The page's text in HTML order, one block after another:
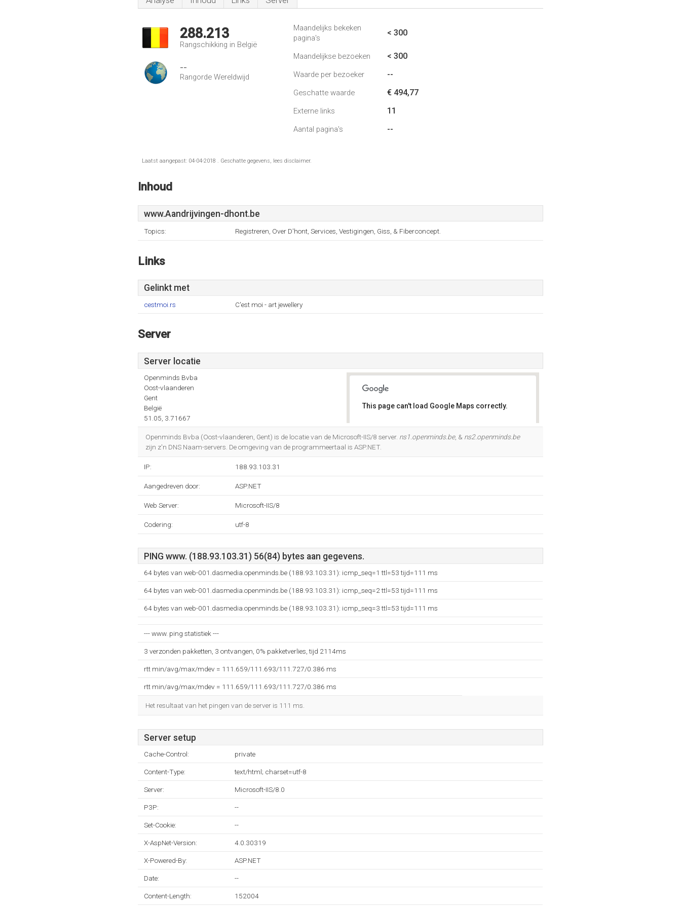
288.213
Rangschikking in België
--
Rangorde Wereldwijd
Maandelijks bekeken
pagina's
< 300
Maandelijkse bezoeken < 300
Waarde per bezoeker --
Geschatte waarde € 494,77
Externe links 11
Aantal pagina's --
Laatst aangepast: 04-04-2018 . Geschatte gegevens, lees disclaimer.
Inhoud
www.Aandrijvingen-dhont.be
Topics: Registreren, Over D'hont, Services, Vestigingen, Giss, & Fiberconcept.
Links
Gelinkt met
cestmoi.rs C'est moi - art jewellery
Server
Server locatie
Openminds Bvba
Oost-vlaanderen
Gent
België
51.05, 3.71667
This page can't load Google Maps correctly.
Openminds Bvba (Oost-vlaanderen, Gent) is de locatie van de Microsoft-IIS/8 server. ns1.openminds.be, & ns2.openminds.be
zijn z'n DNS Naam-servers. De omgeving van de programmeertaal is ASP.NET.
IP: 188.93.103.31
Aangedreven door: ASP.NET
Web Server: Microsoft-IIS/8
Codering: utf-8
PING www. (188.93.103.31) 56(84) bytes aan gegevens.
64 bytes van web-001.dasmedia.openminds.be (188.93.103.31): icmp_seq=1 ttl=53 tijd=111 ms
64 bytes van web-001.dasmedia.openminds.be (188.93.103.31): icmp_seq=2 ttl=53 tijd=111 ms
64 bytes van web-001.dasmedia.openminds.be (188.93.103.31): icmp_seq=3 ttl=53 tijd=111 ms
--- www. ping statistiek ---
3 verzonden pakketten, 3 ontvangen, 0% pakketverlies, tijd 2114ms
rtt min/avg/max/mdev = 111.659/111.693/111.727/0.386 ms
rtt min/avg/max/mdev = 111.659/111.693/111.727/0.386 ms
Het resultaat van het pingen van de server is 111 ms.
Server setup
Cache-Control: private
Content-Type: text/html; charset=utf-8
Server: Microsoft-IIS/8.0
P3P: --
Set-Cookie: --
X-AspNet-Version: 4.0.30319
X-Powered-By: ASP.NET
Date: --
Content-Length: 152004